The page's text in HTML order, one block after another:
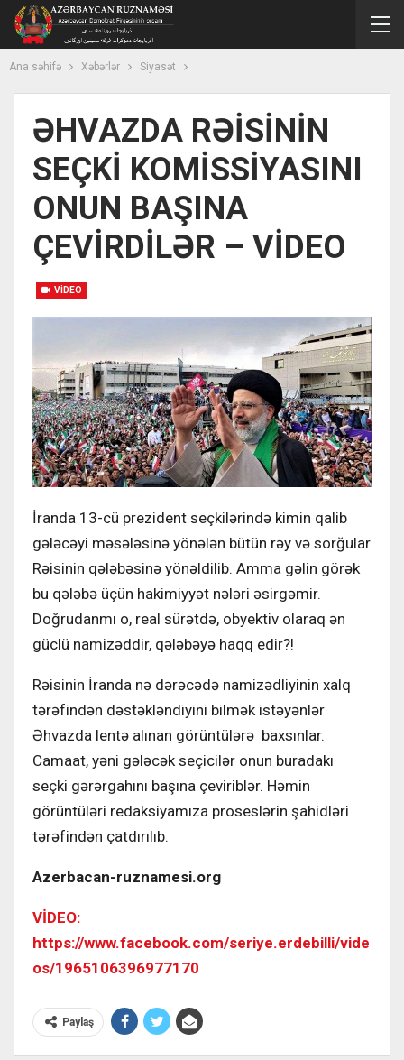
Ana səhifə Xəbərlər Siyasət
ƏHVAZDA RƏİSİNİN
SEÇKİ KOMİSSİYASINI
ONUN BAŞINA
ÇEVİRDİLƏR – VİDEO
VIDEO
İranda 13-cü prezident seçkilərində kimin qalib
gələcəyi məsələsinə yönələn bütün rəy və sorğular
Rəisinin qələbəsinə yönəldilib. Amma gəlin görək
bu qələbə üçün hakimiyyət nələri əsirgəmir.
Doğrudanmı o, real sürətdə, obyektiv olaraq ən
güclü namizəddir, qələbəyə haqq edir?!
Rəisinin İranda nə dərəcədə namizədliyinin xalq
tərəfindən dəstəkləndiyini bilmək istəyənlər
Əhvazda lentə alınan görüntülərə baxsınlar.
Camaat, yəni gələcək seçicilər onun buradakı
seçki gərərgahını başına çeviriblər. Həmin
görüntüləri redaksiyamıza proseslərin şahidləri
tərəfindən çatdırılıb.
Azerbacan-ruznamesi.org
VİDEO:
https://www.facebook.com/seriye.erdebilli/vide
os/1965106396977170
Paylaş